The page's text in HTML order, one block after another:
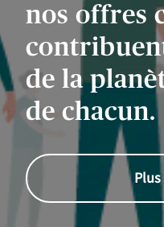
nos offres
de la
de chacun.